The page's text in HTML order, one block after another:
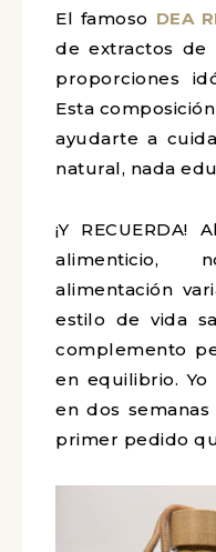
El famoso DEA
de extractos de
proporciones
Esta
ayudarte a
natural, nada
¡Y
alimenticio,
alimentación
estilo de vida
complemento
en equilibrio.
en dos
primer pedido